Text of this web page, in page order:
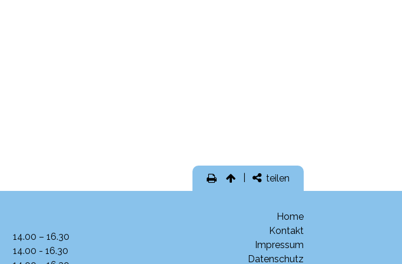
teilen
14.00 – 16.30
14.00 - 16.30
Home
Kontakt
Impressum
Datenschutz